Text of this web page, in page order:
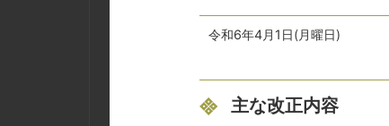
令和6年4月1日(月曜日)
主な改正内容